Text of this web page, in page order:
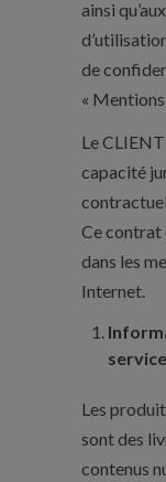
ainsi
de
«
Le
capacité
Ce contrat
dans les
Internet.
Les
sont des
contenus